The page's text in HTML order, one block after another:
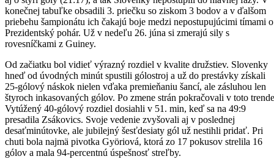
konečnej tabuľke obsadili 3. priečku so ziskom 3 bodov a v ďalšom
priebehu šampionátu ich čakajú boje medzi nepostupujúcimi tímami o
Prezidentský pohár. Už v nedeľu 26. júna si zmerajú sily s
rovesníčkami z Guiney.
Od začiatku bol vidieť výrazný rozdiel v kvalite družstiev. Slovenky
hneď od úvodných minút spustili gólostroj a už do prestávky získali
25-gólový náskok nielen vďaka premieňaniu šancí, ale zásluhou len
štyroch inkasovaných gólov. Po zmene strán pokračovali v toto
Vytúžený 40-gólový rozdiel dosiahli v 51. min, keď sa na 49:9
presadila Zsákovics. Svoje vedenie zvyšovali aj v poslednej
desaťminútovke, ale jubilejný šesťdesiaty gól už nestihli pridať. Pri
chuti bola najmä pivotka Györiová, ktorá zo 17 pokusov strelila 16
gólov a mala 94-percentnú úspešnosť streľby.